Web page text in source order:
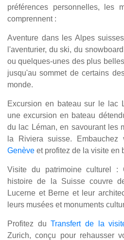
préférences personnelles, les
comprennent :
Aventure dans les Alpes
l'aventurier, du ski, du
ou quelques-unes des plus
jusqu'au sommet de certains
monde.
Excursion en bateau sur le lac
une excursion en bateau
du lac Léman, en savourant les
la Riviera suisse. Embauchez
Genève et profitez de la visite en
Visite du patrimoine culturel
histoire de la Suisse couvre
Lucerne et Berne et leur
leurs musées et monuments
Profitez duTransfert de la
Zurich, conçu pour rehausser